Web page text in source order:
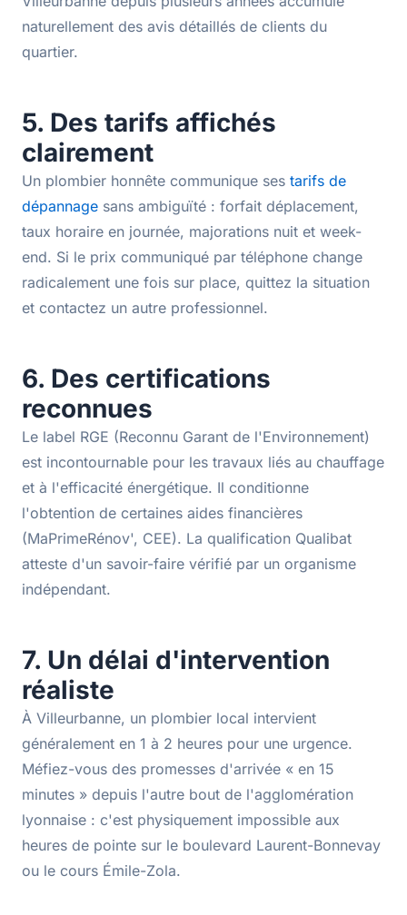
naturellement des avis détaillés de clients du
quartier.
5. Des tarifs affichés
clairement
Un plombier honnête communique ses tarifs de
dépannage sans ambiguïté : forfait déplacement,
taux horaire en journée, majorations nuit et week-
end. Si le prix communiqué par téléphone change
radicalement une fois sur place, quittez la situation
et contactez un autre professionnel.
6. Des certifications
reconnues
Le label RGE (Reconnu Garant de l'Environnement)
est incontournable pour les travaux liés au chauffage
et à l'efficacité énergétique. Il conditionne
l'obtention de certaines aides financières
(MaPrimeRénov', CEE). La qualification Qualibat
atteste d'un savoir-faire vérifié par un organisme
indépendant.
7. Un délai d'intervention
réaliste
À Villeurbanne, un plombier local intervient
généralement en 1 à 2 heures pour une urgence.
Méfiez-vous des promesses d'arrivée « en 15
minutes » depuis l'autre bout de l'agglomération
lyonnaise : c'est physiquement impossible aux
heures de pointe sur le boulevard Laurent-Bonnevay
ou le cours Émile-Zola.